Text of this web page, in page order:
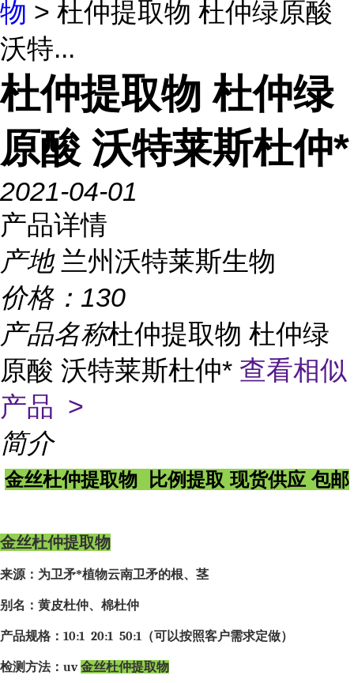
物 > 杜仲提取物 杜仲绿原酸
沃特...
杜仲提取物 杜仲绿
原酸 沃特莱斯杜仲*
2021-04-01
产品详情
产地 兰州沃特莱斯生物
价格： 130
产品名称杜仲提取物 杜仲绿
原酸 沃特莱斯杜仲* 查看相似
产品 >
简介
金丝杜仲提取物 比例提取 现货供应 包邮
金丝杜仲提取物
来源：为卫矛*植物云南卫矛的根、茎
别名：黄皮杜仲、棉杜仲
产品规格： 10:1 20:1 50:1 （可以按照客户需求定做）
检测方法： uv金丝杜仲提取物